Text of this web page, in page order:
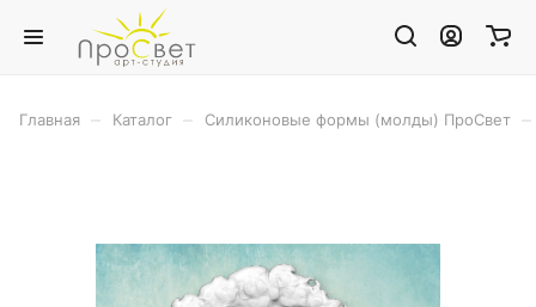
Главная Каталог Силиконовые формы (молды) ПроСвет